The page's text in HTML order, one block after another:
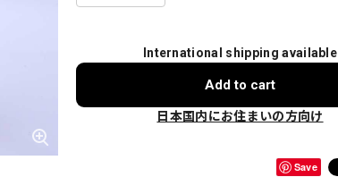
International shipping available
Add to cart
日本国内にお住まいの方向け
Save